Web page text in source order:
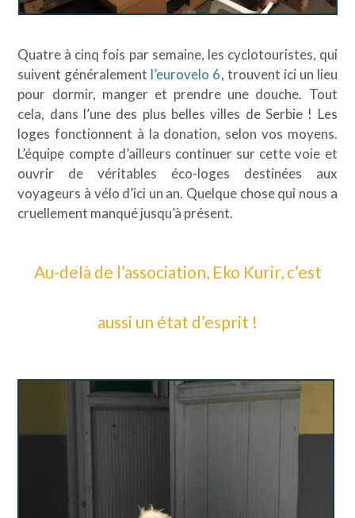
Quatre à cinq fois par semaine, les cyclotouristes, qui
suivent généralement l’eurovelo 6, trouvent ici un lieu
pour dormir, manger et prendre une douche. Tout
cela, dans l’une des plus belles villes de Serbie ! Les
loges fonctionnent à la donation, selon vos moyens.
L’équipe compte d’ailleurs continuer sur cette voie et
ouvrir de véritables éco-loges destinées aux
voyageurs à vélo d’ici un an. Quelque chose qui nous a
cruellement manqué jusqu’à présent.
Au-delà de l’association, Eko Kurir, c’est
aussi un état d’esprit !